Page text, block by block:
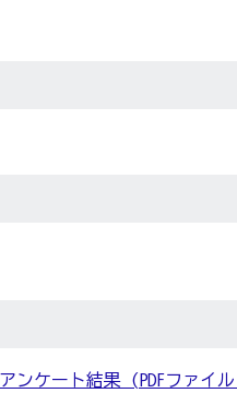
ンケート結果 (PDFファイ